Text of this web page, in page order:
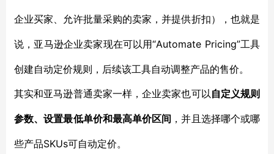
企业买家、允许批量采购的卖家，并提供折扣），也就是
说，亚马逊企业卖家现在可以用“Automate Pricing”工具
创建自动定价规则，后续该工具自动调整产品的售价。
其实和亚马逊普通卖家一样，企业卖家也可以 自定义规则
参数、设置最低单价和最高单价区间 ，并且选择哪个或哪
些产品SKUs可自动定价。